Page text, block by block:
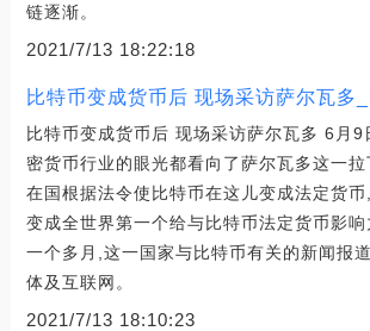
链逐渐。
2021/7/13 18:22:18
比特币变成货币后 现场采访萨尔瓦多
比特币变成货币后 现场采访萨尔瓦多 6月9
密货币行业的眼光都看向了萨尔瓦多这一
在国根据法令使比特币在这儿变成法定货
变成全世界第一个给与比特币法定货币影
一个多月,这一国家与比特币有关的新闻报
体及互联网。
2021/7/13 18:10:23